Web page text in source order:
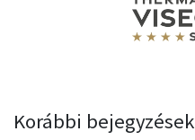
Korábbi bejegyzések